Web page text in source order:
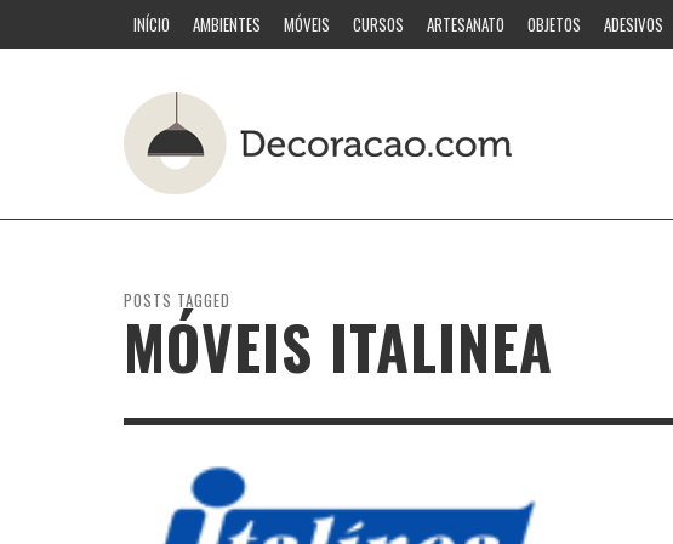
INÍCIO AMBIENTES MÓVEIS CURSOS ARTESANATO OBJETOS ADESIVOS
POSTS TAGGED
MÓVEIS ITALINEA